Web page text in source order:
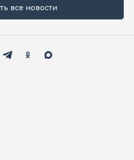
все новости